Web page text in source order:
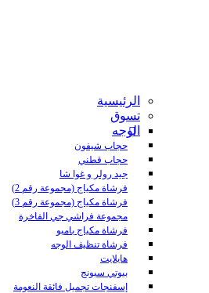
الرئيسية
تسوق
الوجه
حجاب شيفون
حجاب قطني
جيد رولر و غوا شا
فرشاة مكياج (مجموعة رقم 2)
فرشاة مكياج (مجموعة رقم 3)
مجموعة فراشي جي الفاخرة
فرشاة مكياج بامبو
فرشاة تنظيف الوجه
هايلايت
بيوتي سبونج
إسفنجات تجميل فائقة النعومة